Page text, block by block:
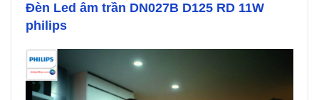
Đèn Led âm trần DN027B D125 RD 11W
philips